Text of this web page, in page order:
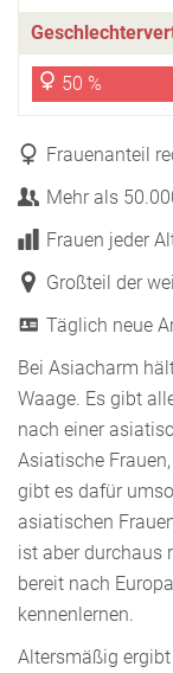
50 %
Frauenanteil
Mehr als
Frauen jeder
Großteil der
Täglich neue
Bei Asiacharm
Waage. Es gibt
nach einer
Asiatische
gibt es dafür
asiatischen
ist aber durchaus
bereit nach
kennenlernen.
Altersmäßig